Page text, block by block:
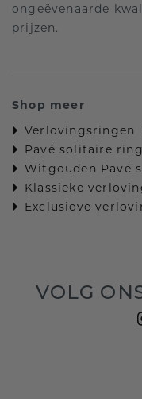
ongeëvenaarde
prijzen.
Shop meer
Verlovingsringen
Pavé solitaire
Witgouden Pavé
Klassieke
Exclusieve
VOLG